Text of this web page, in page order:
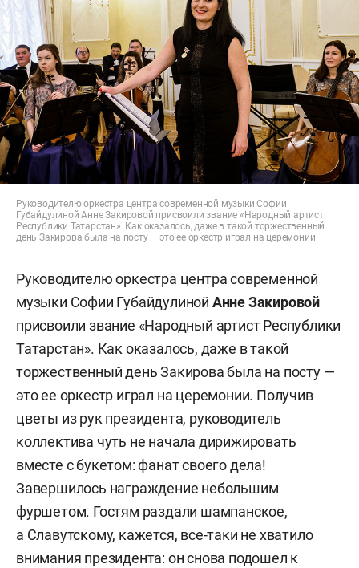
Руководителю оркестра центра современной музыки Софии
Губайдулиной Анне Закировой присвоили звание «Народный артист
Республики Татарстан». Как оказалось, даже в такой торжественный
день Закирова была на посту — это ее оркестр играл на церемонии
Руководителю оркестра центра современной
музыки Софии Губайдулиной Анне Закировой
присвоили звание «Народный артист Республики
Татарстан». Как оказалось, даже в такой
торжественный день Закирова была на посту —
это ее оркестр играл на церемонии. Получив
цветы из рук президента, руководитель
коллектива чуть не начала дирижировать
вместе с букетом: фанат своего дела!
Завершилось награждение небольшим
фуршетом. Гостям раздали шампанское,
а Славутскому, кажется, все-таки не хватило
внимания президента: он снова подошел к